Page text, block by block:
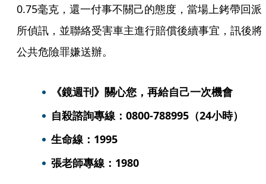
0.75毫克，還一付事不關己的態度，當場上銬帶回派
所偵訊，並聯絡受害車主進行賠償後續事宜，訊後將
公共危險罪嫌送辦。
《鏡週刊》關心您，再給自己一次機會
自殺諮詢專線：0800-788995（24小時）
生命線：1995
張老師專線：1980